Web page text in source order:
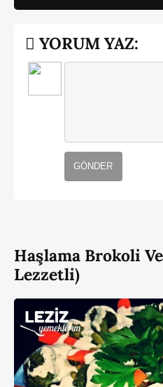
YORUM YAZ:
GÖNDER
Haşlama Brokoli
Lezzetli)